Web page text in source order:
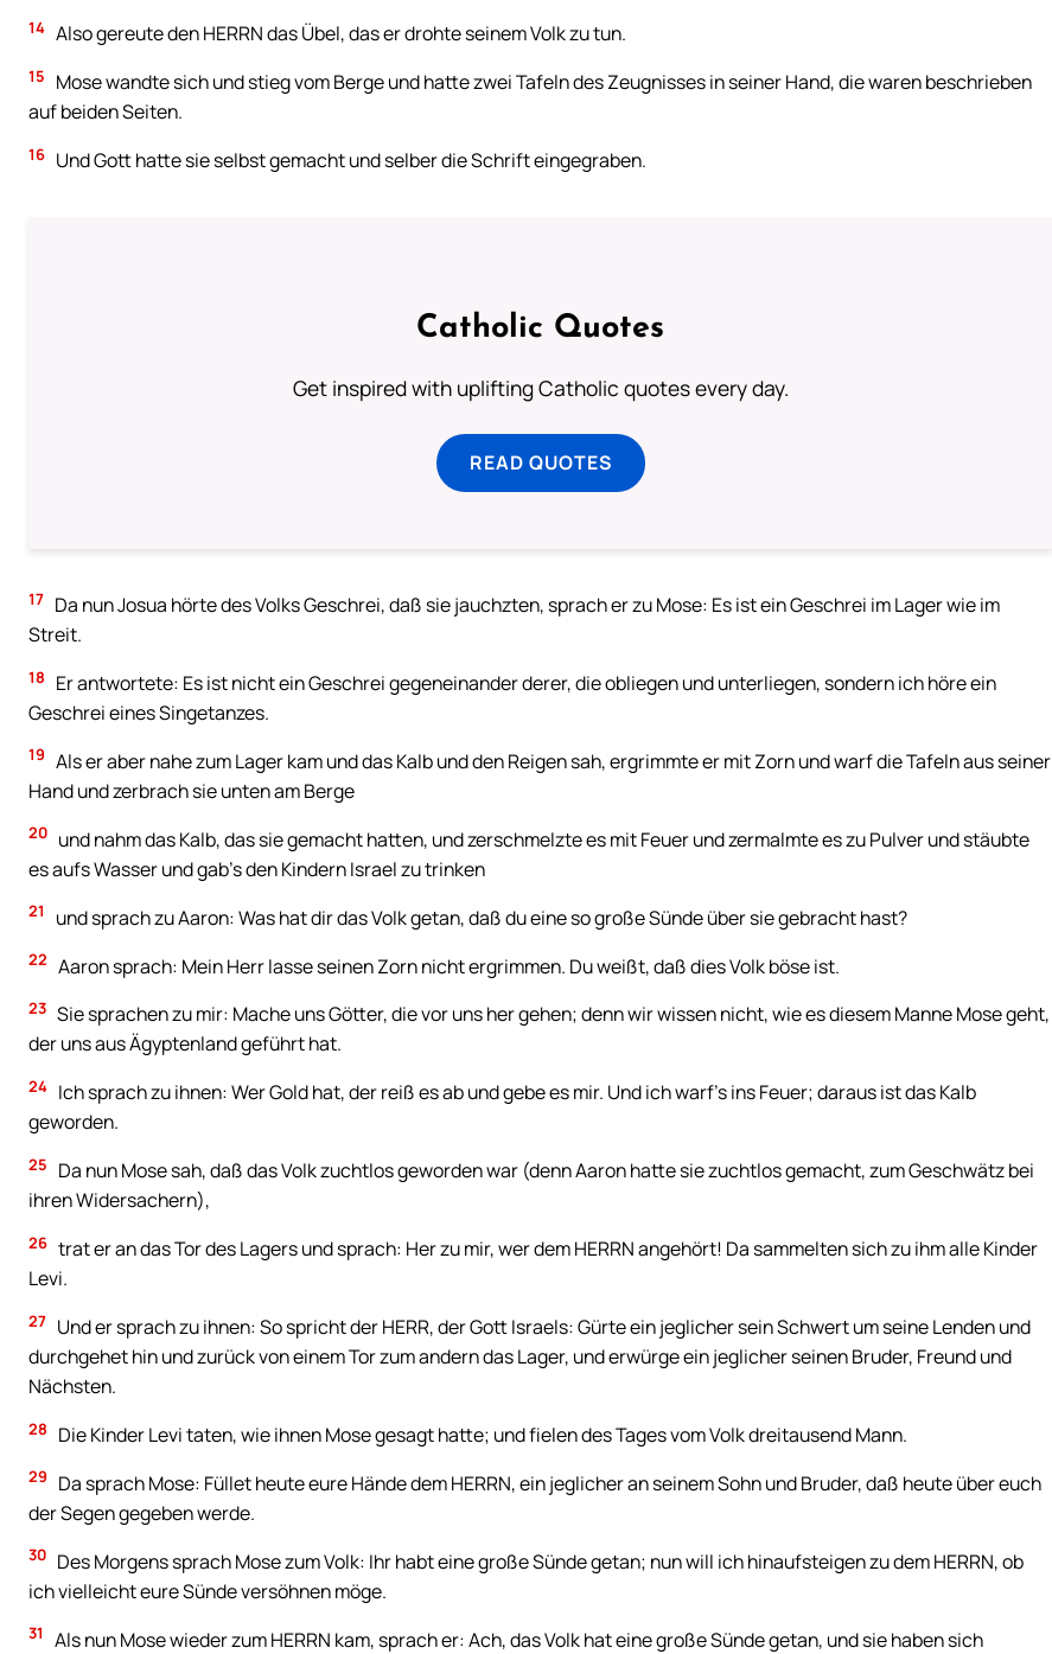
14 Also gereute den HERRN das Übel, das er drohte seinem Volk zu tun.
15
Mose wandte sich und stieg vom Berge und hatte zwei Tafeln des Zeugnisses in seiner Hand, die waren beschrieben
auf beiden Seiten.
16 Und Gott hatte sie selbst gemacht und selber die Schrift eingegraben.
Catholic Quotes
Get inspired with uplifting Catholic quotes every day.
READ QUOTES
17 Da nun Josua hörte des Volks Geschrei, daß sie jauchzten, sprach er zu Mose: Es ist ein Geschrei im Lager wie im
Streit.
18
Er antwortete: Es ist nicht ein Geschrei gegeneinander derer, die obliegen und unterliegen, sondern ich höre ein
Geschrei eines Singetanzes.
19 Als er aber nahe zum Lager kam und das Kalb und den Reigen sah, ergrimmte er mit Zorn und warf die Tafeln aus seiner
Hand und zerbrach sie unten am Berge
20 und nahm das Kalb, das sie gemacht hatten, und zerschmelzte es mit Feuer und zermalmte es zu Pulver und stäubte
es aufs Wasser und gab’s den Kindern Israel zu trinken
21 und sprach zu Aaron: Was hat dir das Volk getan, daß du eine so große Sünde über sie gebracht hast?
22 Aaron sprach: Mein Herr lasse seinen Zorn nicht ergrimmen. Du weißt, daß dies Volk böse ist.
23 Sie sprachen zu mir: Mache uns Götter, die vor uns her gehen; denn wir wissen nicht, wie es diesem Manne Mose geht,
der uns aus Ägyptenland geführt hat.
24 Ich sprach zu ihnen: Wer Gold hat, der reiß es ab und gebe es mir. Und ich warf’s ins Feuer; daraus ist das Kalb
geworden.
25
Da nun Mose sah, daß das Volk zuchtlos geworden war (denn Aaron hatte sie zuchtlos gemacht, zum Geschwätz bei
ihren Widersachern),
26 trat er an das Tor des Lagers und sprach: Her zu mir, wer dem HERRN angehört! Da sammelten sich zu ihm alle Kinder
Levi.
27 Und er sprach zu ihnen: So spricht der HERR, der Gott Israels: Gürte ein jeglicher sein Schwert um seine Lenden und
durchgehet hin und zurück von einem Tor zum andern das Lager, und erwürge ein jeglicher seinen Bruder, Freund und
Nächsten.
28 Die Kinder Levi taten, wie ihnen Mose gesagt hatte; und fielen des Tages vom Volk dreitausend Mann.
29
Da sprach Mose: Füllet heute eure Hände dem HERRN, ein jeglicher an seinem Sohn und Bruder, daß heute über euch
der Segen gegeben werde.
30 Des Morgens sprach Mose zum Volk: Ihr habt eine große Sünde getan; nun will ich hinaufsteigen zu dem HERRN, ob
ich vielleicht eure Sünde versöhnen möge.
31
Als nun Mose wieder zum HERRN kam, sprach er: Ach, das Volk hat eine große Sünde getan, und sie haben sich